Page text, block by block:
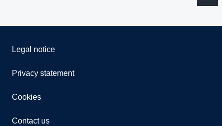
Legal notice
Privacy statement
Cookies
Contact us